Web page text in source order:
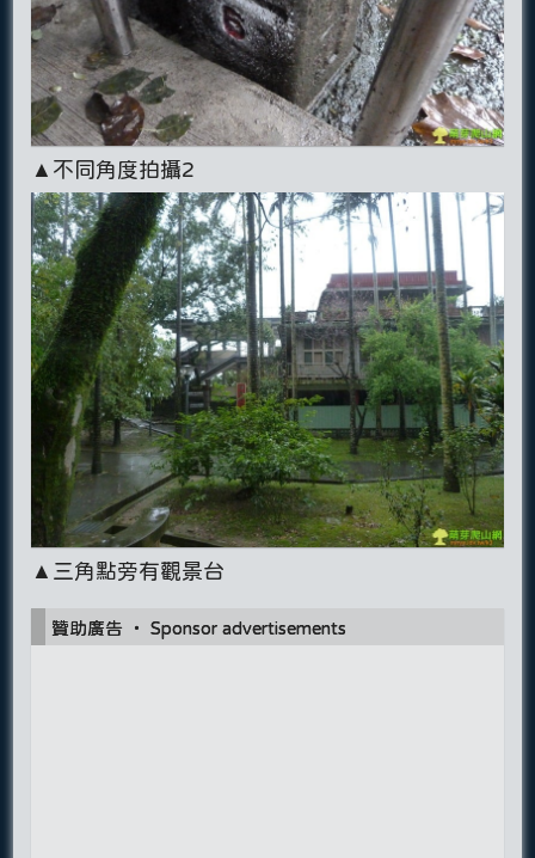
▲不同角度拍攝2
▲三角點旁有觀景台
贊助廣告 ‧ Sponsor advertisements